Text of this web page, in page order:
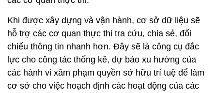
Khi được xây dựng và vận hành, cơ sở dữ liệu sẽ
hỗ trợ các cơ quan thực thi tra cứu, chia sẻ, đối
chiếu thông tin nhanh hơn. Đây sẽ là công cụ đắc
lực cho công tác thống kê, dự báo xu hướng của
các hành vi xâm phạm quyền sở hữu trí tuệ để làm
cơ sở cho việc hoạch định các hoạt động của các